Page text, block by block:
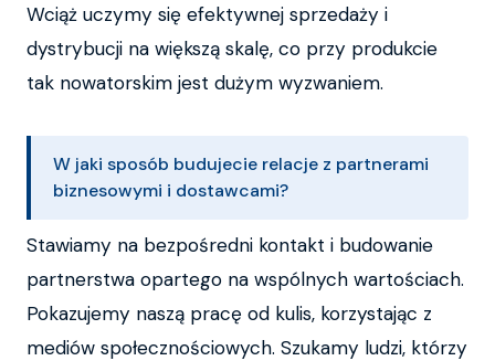
Wciąż uczymy się efektywnej sprzedaży i
dystrybucji na większą skalę, co przy produkcie
tak nowatorskim jest dużym wyzwaniem.
W jaki sposób budujecie relacje z partnerami
biznesowymi i dostawcami?
Stawiamy na bezpośredni kontakt i budowanie
partnerstwa opartego na wspólnych wartościach.
Pokazujemy naszą pracę od kulis, korzystając z
mediów społecznościowych. Szukamy ludzi, którzy